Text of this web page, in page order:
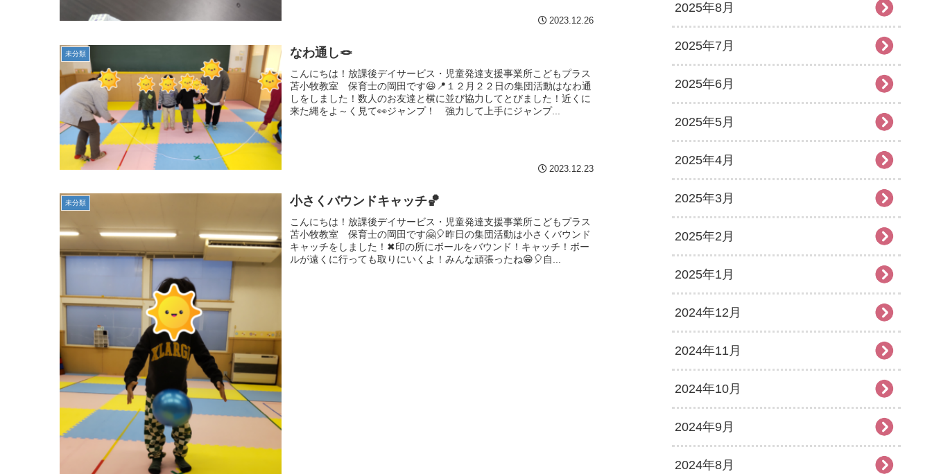
2023.12.26
未分類 なわ通し🪢
こんにちは！放課後デイサービス・児童発達支援事業所こどもプラス
苫小牧教室 保育士の岡田です😆📍１２月２２日の集団活動はなわ通
しをしました！数人のお友達と横に並び協力してとびました！近くに
来た縄をよ～く見て👀ジャンプ！ 強力して上手にジャンプ...
2023.12.23
未分類 小さくバウンドキャッチ🏀
こんにちは！放課後デイサービス・児童発達支援事業所こどもプラス
苫小牧教室 保育士の岡田です🤗🎈昨日の集団活動は小さくバウンド
キャッチをしました！✖印の所にボールをバウンド！キャッチ！ボー
ルが遠くに行っても取りにいくよ！みんな頑張ったね😁🎈自...
2025年8月
2025年7月
2025年6月
2025年5月
2025年4月
2025年3月
2025年2月
2025年1月
2024年12月
2024年11月
2024年10月
2024年9月
2024年8月